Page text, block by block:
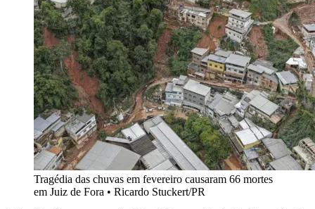
Tragédia das chuvas em fevereiro causaram 66 mortes
em Juiz de Fora • Ricardo Stuckert/PR